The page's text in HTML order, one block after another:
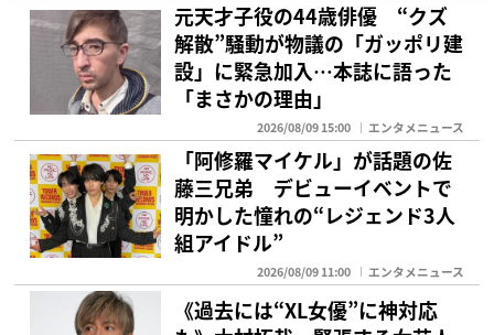
元天才子役の44歳俳優 “クズ
解散”騒動が物議の「ガッポリ建
設」に緊急加入…本誌に語った
「まさかの理由」
2026/08/09 15:00 エンタメニュース
「阿修羅マイケル」が話題の佐
藤三兄弟 デビューイベントで
明かした憧れの“レジェンド3人
組アイドル”
2026/08/09 11:00 エンタメニュース
《過去には“XL女優”に神対応